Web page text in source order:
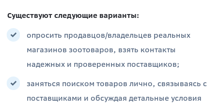
Существуют следующие варианты:
опросить продавцов/владельцев реальных
магазинов зоотоваров, взять контакты
надежных и проверенных поставщиков;
заняться поиском товаров лично, связываясь с
поставщиками и обсуждая детальные условия